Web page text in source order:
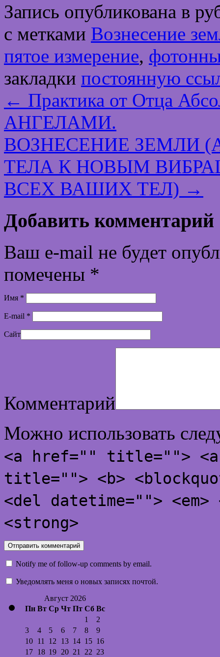
Запись опубликована в
с метками Вознесение
пятое измерение,
закладки постоянную
← Практика от Отца
АНГЕЛАМИ.
ВОЗНЕСЕНИЕ ЗЕМЛИ
ТЕЛА К НОВЫМ
ВСЕХ ВАШИХ ТЕЛ) →
Добавить комментарий
Ваш e-mail не будет
помечены *
Имя *
E-mail *
Сайт
Комментарий
Можно использовать
<a href="" title="">
title=""> <b>
<del datetime="">
<strong>
Notify me of follow-up comments by email.
Уведомлять меня о новых записях почтой.
Август 2026
Пн Вт Ср Чт Пт Сб Вс
1
2
3
4 5 6 7 8
9
10 11 12 13 14 15 16
17 18 19 20 21 22 23